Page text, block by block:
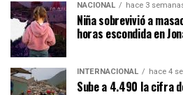
NACIONAL hace 3
Niña sobrevivió a
horas escondida en
INTERNACIONAL hace 4
Sube a 4.490 la cifra